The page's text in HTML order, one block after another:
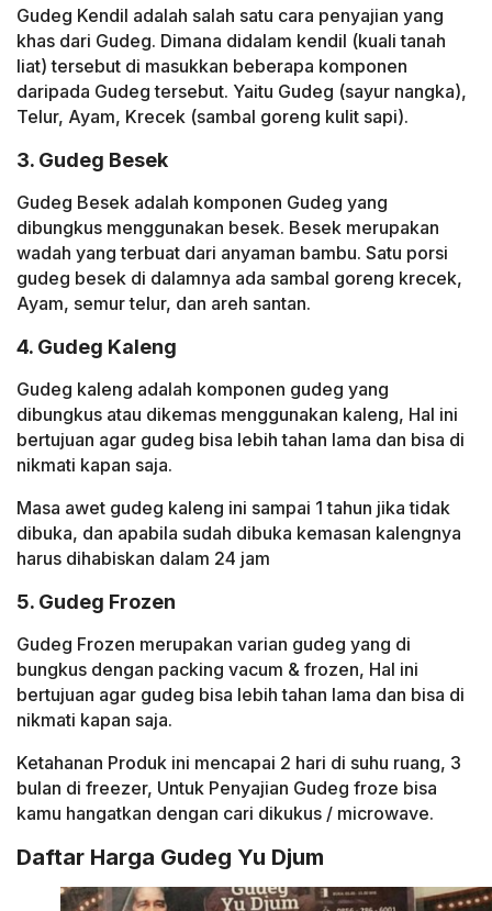
Gudeg Kendil adalah salah satu cara penyajian yang
khas dari Gudeg. Dimana didalam kendil (kuali tanah
liat) tersebut di masukkan beberapa komponen
daripada Gudeg tersebut. Yaitu Gudeg (sayur nangka),
Telur, Ayam, Krecek (sambal goreng kulit sapi).
3. Gudeg Besek
Gudeg Besek adalah komponen Gudeg yang
dibungkus menggunakan besek. Besek merupakan
wadah yang terbuat dari anyaman bambu. Satu porsi
gudeg besek di dalamnya ada sambal goreng krecek,
Ayam, semur telur, dan areh santan.
4. Gudeg Kaleng
Gudeg kaleng adalah komponen gudeg yang
dibungkus atau dikemas menggunakan kaleng, Hal ini
bertujuan agar gudeg bisa lebih tahan lama dan bisa di
nikmati kapan saja.
Masa awet gudeg kaleng ini sampai 1 tahun jika tidak
dibuka, dan apabila sudah dibuka kemasan kalengnya
harus dihabiskan dalam 24 jam
5. Gudeg Frozen
Gudeg Frozen merupakan varian gudeg yang di
bungkus dengan packing vacum & frozen, Hal ini
bertujuan agar gudeg bisa lebih tahan lama dan bisa di
nikmati kapan saja.
Ketahanan Produk ini mencapai 2 hari di suhu ruang, 3
bulan di freezer, Untuk Penyajian Gudeg froze bisa
kamu hangatkan dengan cari dikukus / microwave.
Daftar Harga Gudeg Yu Djum